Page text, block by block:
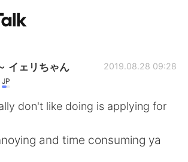
linguistico
Checker
イェリちゃん
JP
2019.08.28 09:28
don't like doing is applying for
and time consuming ya